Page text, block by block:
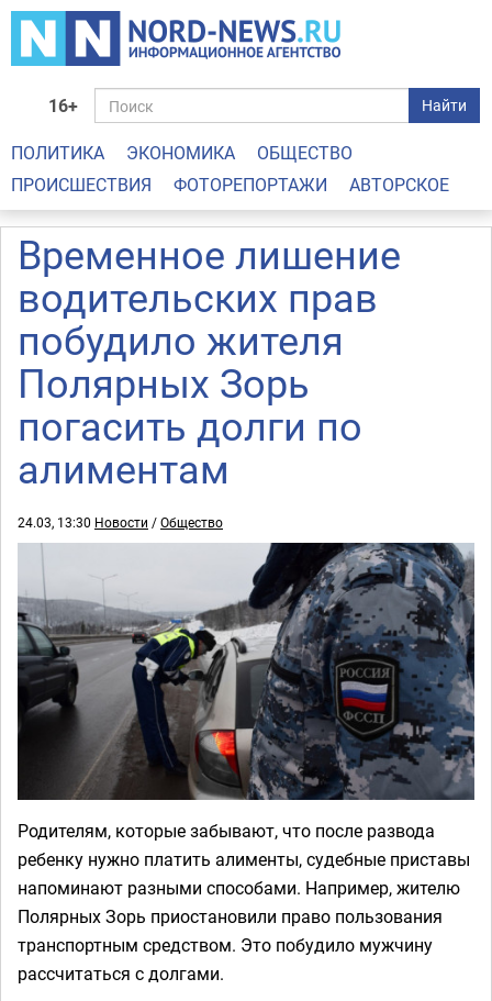
16+ Найти
ПОЛИТИКА ЭКОНОМИКА
ОБЩЕСТВО
ПРОИСШЕСТВИЯ
ФОТОРЕПОРТАЖИ АВТОРСКОЕ
Временное лишение
водительских прав
побудило жителя
Полярных Зорь
погасить долги по
алиментам
24.03, 13:30 Новости /Общество
Родителям, которые забывают, что после развода
ребенку нужно платить алименты, судебные приставы
напоминают разными способами. Например, жителю
Полярных Зорь приостановили право пользования
транспортным средством. Это побудило мужчину
рассчитаться с долгами.